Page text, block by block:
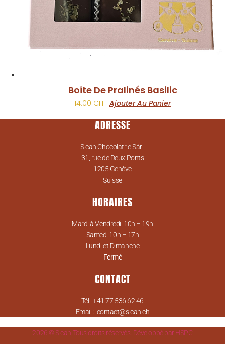
Boîte De Pralinés Basilic
14.00 CHF Ajouter Au Panier
ADRESSE
Sican Chocolatrie Sàrl
31, rue de Deux Ponts
1205 Genève
Suisse
HORAIRES
Mardi à Vendredi 10h – 19h
Samedi 10h – 17h
Lundi et Dimanche
Fermé
CONTACT
Tél : +41 77 536 62 46
Email : contact@sican.ch
2026 © Sican Tous droits réservés. Développé par HSPC